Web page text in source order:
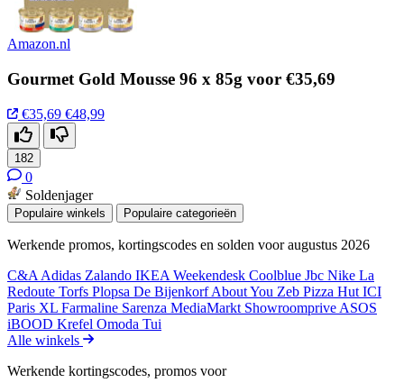
Amazon.nl
Gourmet Gold Mousse 96 x 85g voor €35,69
€35,69 €48,99
182
0
Soldenjager
Populaire winkels Populaire categorieën
Werkende promos, kortingscodes en solden voor augustus 2026
C&A Adidas Zalando IKEA Weekendesk Coolblue Jbc Nike La
Redoute Torfs Plopsa De BijenkorfAbout You Zeb Pizza Hut ICI
Paris XL Farmaline Sarenza MediaMarkt Showroomprive ASOS
iBOOD Krefel Omoda Tui
Alle winkels
Werkende kortingscodes, promos voor